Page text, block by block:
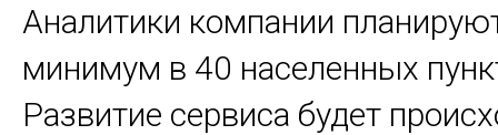
Аналитики компании
минимум в 40 населенных
Развитие сервиса будет